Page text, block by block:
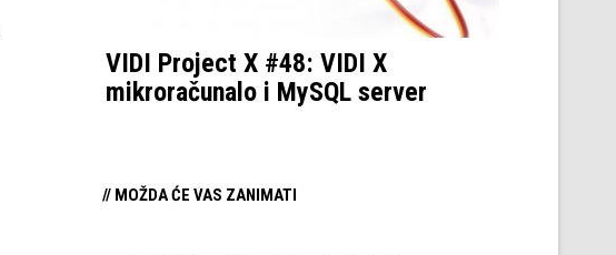
VIDI Project X #48: VIDI X
mikroračunalo i MySQL server
// MOŽDA ĆE VAS ZANIMATI